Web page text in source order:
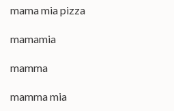
mama mia pizza
mamamia
mamma
mamma mia